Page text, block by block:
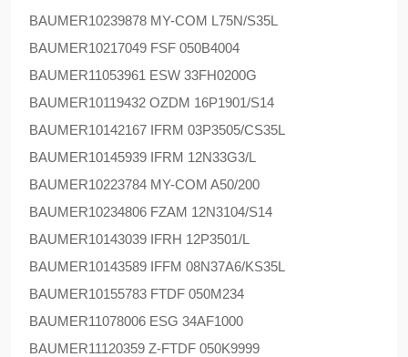
BAUMER10239878 MY-COM L75N/S35L
BAUMER10217049 FSF 050B4004
BAUMER11053961 ESW 33FH0200G
BAUMER10119432 OZDM 16P1901/S14
BAUMER10142167 IFRM 03P3505/CS35L
BAUMER10145939 IFRM 12N33G3/L
BAUMER10223784 MY-COM A50/200
BAUMER10234806 FZAM 12N3104/S14
BAUMER10143039 IFRH 12P3501/L
BAUMER10143589 IFFM 08N37A6/KS35L
BAUMER10155783 FTDF 050M234
BAUMER11078006 ESG 34AF1000
BAUMER11120359 Z-FTDF 050K9999